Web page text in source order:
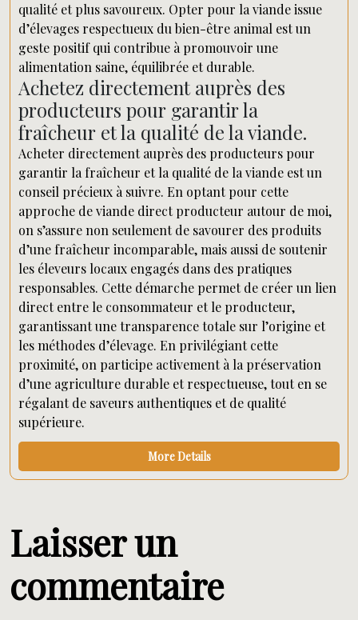
qualité et plus savoureux. Opter pour la viande issue
d’élevages respectueux du bien-être animal est un
geste positif qui contribue à promouvoir une
alimentation saine, équilibrée et durable.
Achetez directement auprès des
producteurs pour garantir la
fraîcheur et la qualité de la viande.
Acheter directement auprès des producteurs pour
garantir la fraîcheur et la qualité de la viande est un
conseil précieux à suivre. En optant pour cette
approche de viande direct producteur autour de moi,
on s’assure non seulement de savourer des produits
d’une fraîcheur incomparable, mais aussi de soutenir
les éleveurs locaux engagés dans des pratiques
responsables. Cette démarche permet de créer un lien
direct entre le consommateur et le producteur,
garantissant une transparence totale sur l’origine et
les méthodes d’élevage. En privilégiant cette
proximité, on participe activement à la préservation
d’une agriculture durable et respectueuse, tout en se
régalant de saveurs authentiques et de qualité
supérieure.
More Details
Laisser un
commentaire